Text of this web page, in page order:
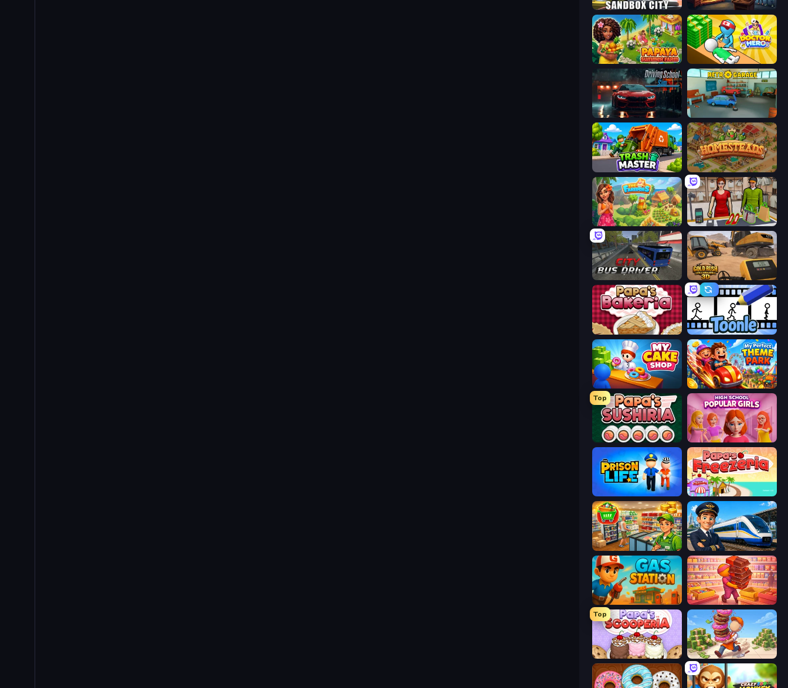
Sandbox City Container Auction
Papaya Summer Farm Doctor Hero
Driving School Simulator
Trash Master Homesteads: Dream Farm
The Farmers Shop Master 3D
City Bus Driver Gold Rush: Gold Simulator 3D
Papa's Bakeria Toonle
My Cake Shop My Perfect Theme Park
Top
Papa's Sushiria
Prison Life Papa's Freezeria
Supermarket Simulator: Desert Idle Train Empire Tycoon
Gas Station Candy Packing Store
Top
Papa's Scooperia Donut Place